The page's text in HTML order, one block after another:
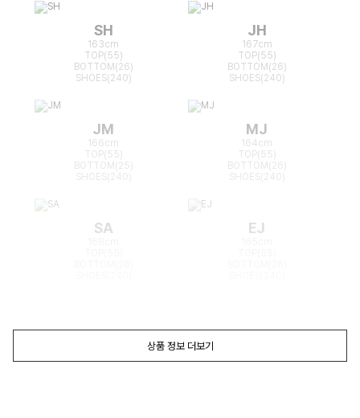
SH
163cm
TOP(55)
BOTTOM(26)
SHOES(240)
JH
167cm
TOP(55)
BOTTOM(26)
SHOES(240)
JM
166cm
TOP(55)
BOTTOM(25)
MJ
164cm
TOP(55)
BOTTOM(26)
SA EJ
상품 정보 더보기